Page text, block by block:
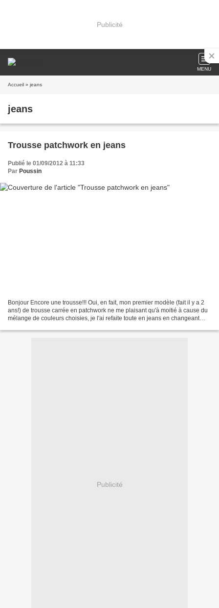
Publicité
MENU
Accueil » jeans
jeans
Trousse patchwork en jeans
Publié le 01/09/2012 à 11:33
Par Poussin
Bonjour Encore une trousse!!! Oui, en fait, mon premier modèle (fait il y a 2
ans!) de trousse carrée en patchwork ne me plaisant qu'à moitié à cause du
mélange de couleurs choisies, je l'ai refaite toute en jeans en changeant
Publicité